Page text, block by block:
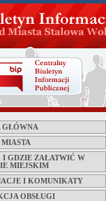
GŁÓWNA
I GDZIE ZAŁATWIĆ W
MIEJSKIM
I KOMUNIKATY
OBSŁUGI